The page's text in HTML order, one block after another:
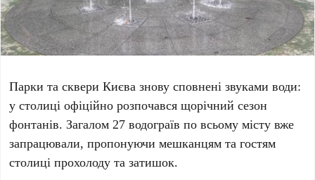
Парки та сквери Києва знову сповнені звуками води:
у столиці офіційно розпочався щорічний сезон
фонтанів. Загалом27 водограїв по всьому місту вже
запрацювали, пропонуючи мешканцям та гостям
столиці прохолоду та затишок.